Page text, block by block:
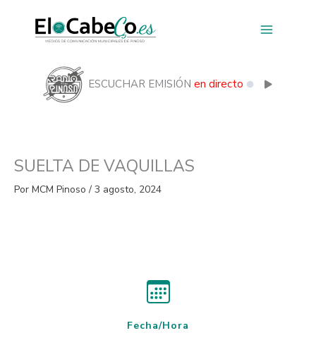
contenido
ESCUCHAR EMISIÓN en directo
SUELTA DE VAQUILLAS
Por MCM Pinoso / 3 agosto, 2024
Fecha/Hora